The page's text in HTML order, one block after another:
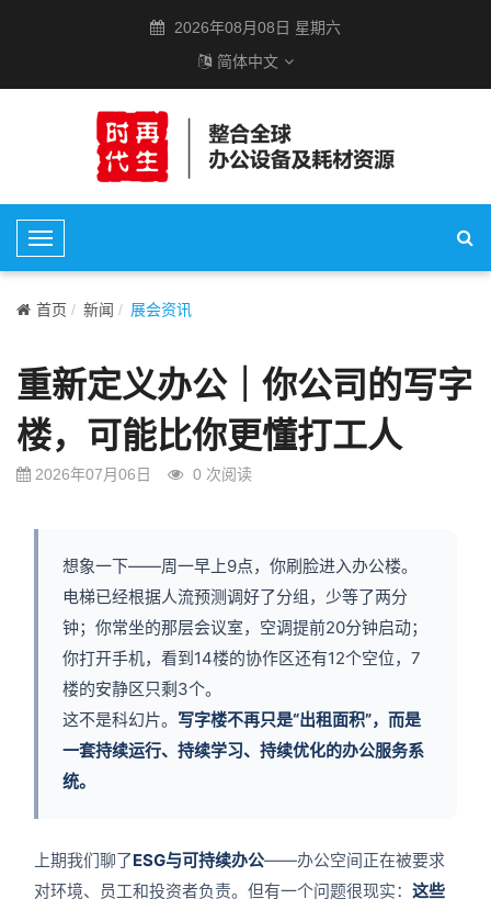
2026年08月08日 星期六
简体中文
T
o
g
e
N
a
v
i
首页 新闻 展会资讯
重新定义办公｜你公司的写字
楼，可能比你更懂打工人
2026年07月06日 0 次阅读
想象一下——周一早上9点，你刷脸进入办公楼。
电梯已经根据人流预测调好了分组，少等了两分
钟；你常坐的那层会议室，空调提前20分钟启动；
你打开手机，看到14楼的协作区还有12个空位，7
楼的安静区只剩3个。
这不是科幻片。 写字楼不再只是“出租面积”，而是
一套持续运行、持续学习、持续优化的办公服务系
统。
上期我们聊了ESG与可持续办公——办公空间正在被要求
对环境、员工和投资者负责。 但有一个问题很现实： 这些